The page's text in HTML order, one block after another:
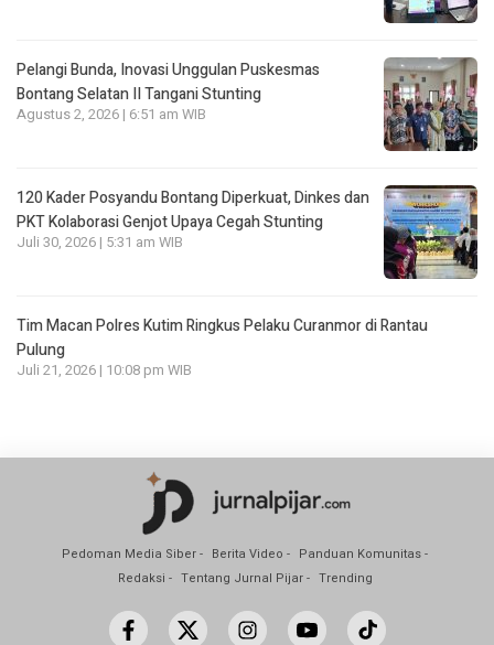
Pelangi Bunda, Inovasi Unggulan Puskesmas
Bontang Selatan II Tangani Stunting
Agustus 2, 2026 | 6:51 am WIB
120 Kader Posyandu Bontang Diperkuat, Dinkes dan
PKT Kolaborasi Genjot Upaya Cegah Stunting
Juli 30, 2026 | 5:31 am WIB
Tim Macan Polres Kutim Ringkus Pelaku Curanmor di Rantau
Pulung
Juli 21, 2026 | 10:08 pm WIB
Pedoman Media Siber Berita Video
Panduan Komunitas
Redaksi
Tentang Jurnal Pijar Trending